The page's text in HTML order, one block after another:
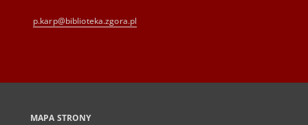
p.karp@biblioteka.zgora.pl
MAPA STRONY